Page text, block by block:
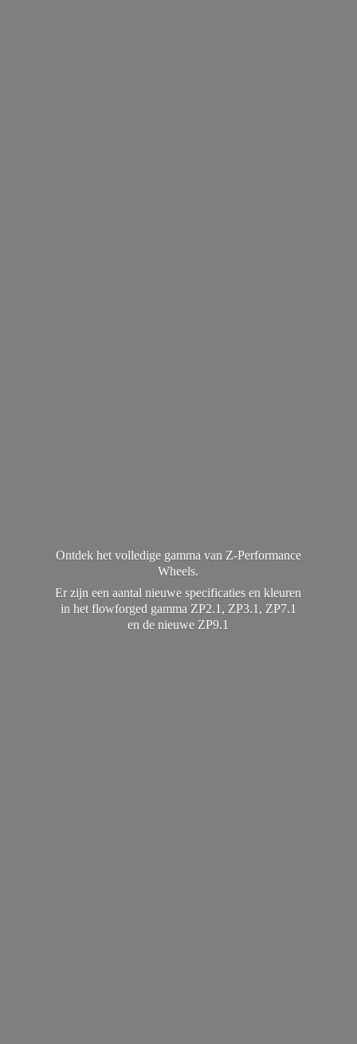
Ontdek het volledige gamma van Z-Performance
Wheels.
Er zijn een aantal nieuwe specificaties en kleuren
in het flowforged gamma ZP2.1, ZP3.1, ZP7.1
en denieuwe ZP9.1